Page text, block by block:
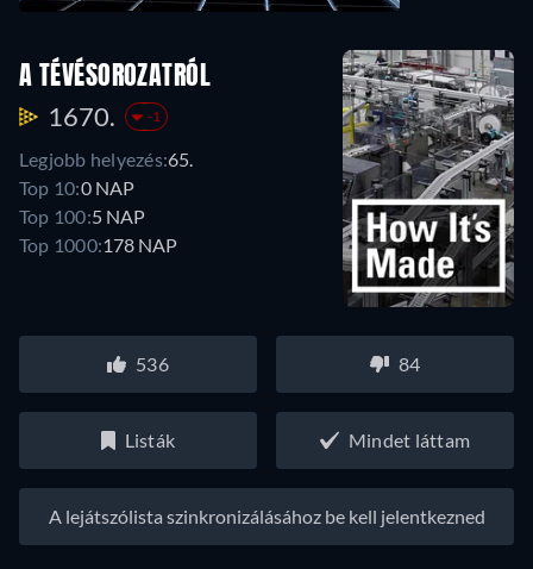
A TÉVÉSOROZATRÓL
1670. -1
Legjobb helyezés:65.
Top 10:0 NAP
Top 100:5 NAP
Top 1000:178 NAP
536 84
Listák Mindet láttam
A lejátszólista szinkronizálásához be kell jelentkezned